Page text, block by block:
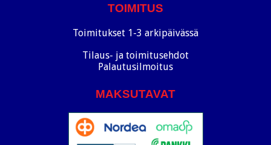
TOIMITUS
Toimitukset 1-3 arkipäivässä
Tilaus- ja toimitusehdot
Palautusilmoitus
MAKSUTAVAT